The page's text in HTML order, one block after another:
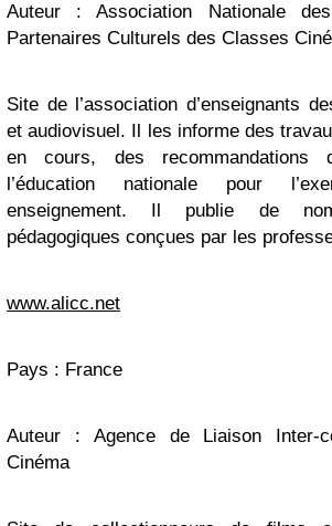
Auteur : Association Nationale
Partenaires Culturels des Classes
Site de l’association d’enseignants
et audiovisuel. Il les informe des
en cours, des recommandations
l’éducation nationale pour
enseignement. Il publie de
pédagogiques conçues par les
www.alicc.net
Pays : France
Auteur : Agence de Liaison Inter-
Cinéma